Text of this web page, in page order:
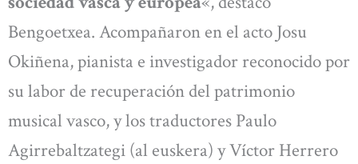
Bengoetxea. Acompañaron en el acto Josu
Okiñena, pianista e investigador reconocido por
su labor de recuperación del patrimonio
musical vasco, y los traductores Paulo
Agirrebaltzategi (al euskera) y Víctor Herrero